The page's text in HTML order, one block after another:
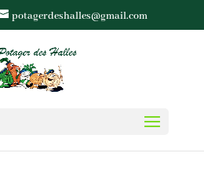
potagerdeshalles@gmail.com